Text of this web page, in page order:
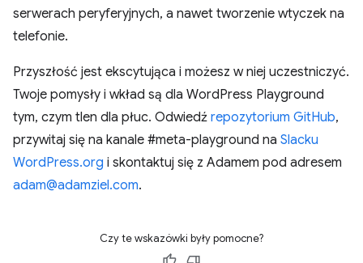
serwerach peryferyjnych, a nawet tworzenie wtyczek na
telefonie.
Przyszłość jest ekscytująca i możesz w niej uczestniczyć.
Twoje pomysły i wkład są dla WordPress Playground
tym, czym tlen dla płuc. Odwiedź repozytorium GitHub,
przywitaj się na kanale #meta-playground na Slacku
WordPress.org i skontaktuj się z Adamem pod adresem
adam@adamziel.com.
Czy te wskazówki były pomocne?